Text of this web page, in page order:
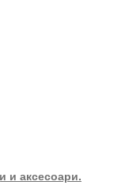
и аксесоари.